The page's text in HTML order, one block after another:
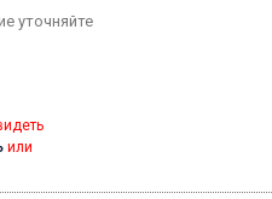
уточняйте
или